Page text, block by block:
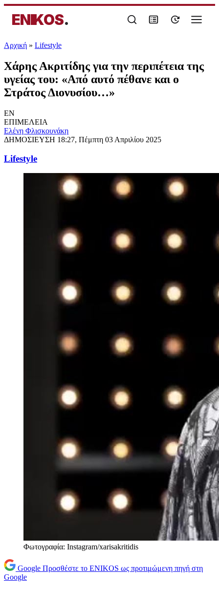
ENIKOS.
Αρχική » Lifestyle
Χάρης Ακριτίδης για την περιπέτεια της
υγείας του: «Από αυτό πέθανε και ο
Στράτος Διονυσίου…»
EN
ΕΠΙΜΕΛΕΙΑ
Ελένη Φλισκουνάκη
ΔΗΜΟΣΙΕΥΣΗ 18:27, Πέμπτη 03 Απριλίου 2025
Lifestyle
Φωτογραφία: Instagram/xarisakritidis
Google Προσθέστε το ENIKOS ως προτιμώμενη πηγή στη
Google